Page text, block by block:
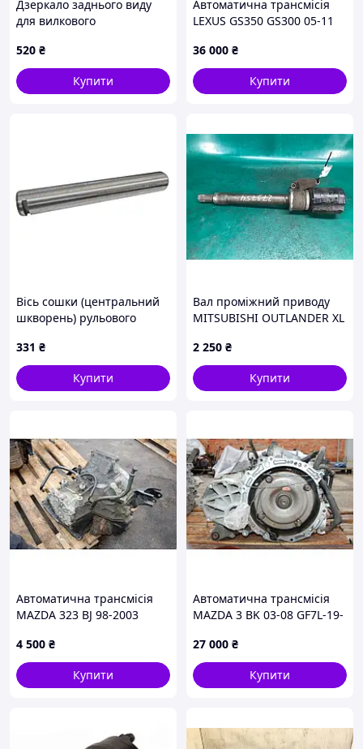
Дзеркало заднього виду
для вилкового
520 ₴
Купити
Автоматична трансмісія
LEXUS GS350 GS300 05-11
36 000 ₴
Купити
Вісь сошки (центральний
шкворень) рульового
навантажувача Komatsu
34B2411321
331 ₴
Купити
Вал проміжний приводу
MITSUBISHI OUTLANDER XL
2 250 ₴
Купити
Автоматична трансмісія
MAZDA 323 BJ 98-2003
4 500 ₴
Купити
Автоматична трансмісія
MAZDA 3 BK 03-08 GF7L-19-
27 000 ₴
Купити